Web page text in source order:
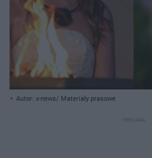
Autor: x-news/ Materiały prasowe